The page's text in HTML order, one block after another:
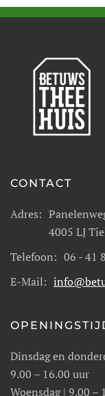
CONTACT
Adres:
4005 LJ
Telefoon: 06 - 41
E-Mail:
Dinsdag en
9.00 – 16.00 uur
Woensdag | 9.00 –